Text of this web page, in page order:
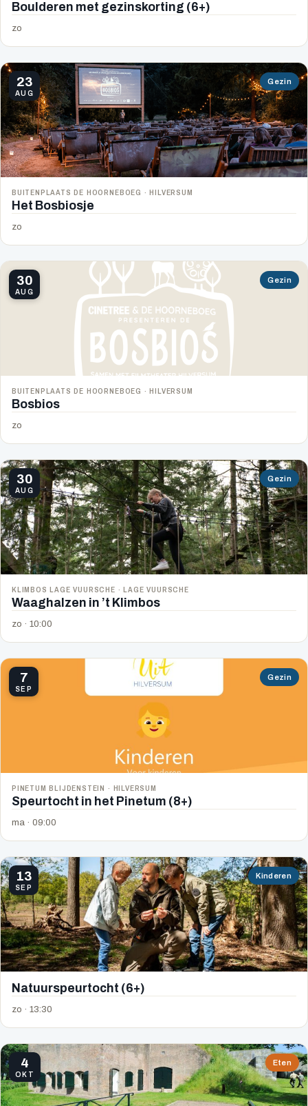
Boulderen met gezinskorting (6+)
zo
23
AUG
Gezin
BUITENPLAATS DE HOORNEBOEG · HILVERSUM
Het Bosbiosje
zo
30
AUG
Gezin
BUITENPLAATS DE HOORNEBOEG · HILVERSUM
Bosbios
zo
30
AUG
Gezin
KLIMBOS LAGE VUURSCHE · LAGE VUURSCHE
Waaghalzen in ’t Klimbos
zo · 10:00
7
SEP
Gezin
PINETUM BLIJDENSTEIN · HILVERSUM
Speurtocht in het Pinetum (8+)
ma · 09:00
13
SEP
Kinderen
Natuurspeurtocht (6+)
zo · 13:30
4
OKT
Eten